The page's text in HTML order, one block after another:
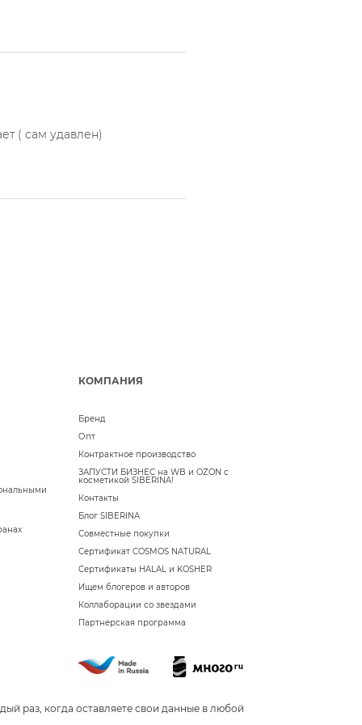
( сам удавлен)
КОМПАНИЯ
Бренд
Опт
Контрактное производство
ЗАПУСТИ БИЗНЕС на WB и OZON с
косметикой SIBERINA!
Контакты
Блог SIBERINA
Совместные покупки
Сертификат COSMOS NATURAL
Сертификаты HALAL и KOSHER
Ищем блогеров и авторов
Коллаборации со звездами
Партнерская программа
раз, когда оставляете свои данные в любой